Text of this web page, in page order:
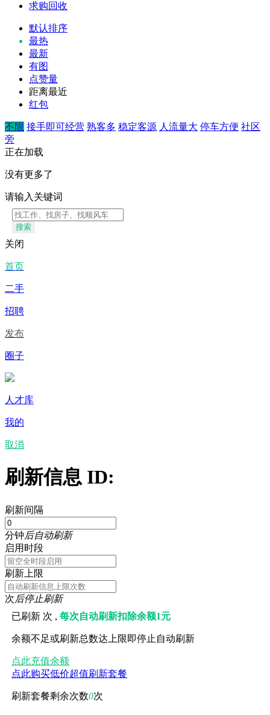
求购回收
默认排序
最热
最新
有图
点赞量
距离最近
红包
不限 接手即可经营 熟客多 稳定客源 人流量大 停车方便 社区
旁
正在加载
没有更多了
请输入关键词
搜索
关闭
首页
二手
招聘
发布
圈子
人才库
我的
取消
刷新信息 ID:
刷新间隔
分钟后自动刷新
启用时段
刷新上限
次后停止刷新
已刷新 次 ,每次自动刷新扣除余额1元
余额不足或刷新总数达上限即停止自动刷新
点此充值余额
点此购买低价超值刷新套餐
刷新套餐剩余次数0次